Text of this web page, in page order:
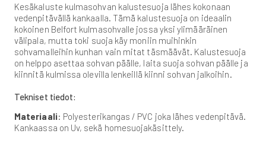
Kesäkaluste kulmasohvan kalustesuoja lähes kokonaan
vedenpitävällä kankaalla. Tämä kalustesuoja on ideaalin
kokoinen Belfort kulmasohvalle jossa yksi ylimääräinen
välipala, mutta toki suoja käy moniin muihinkin
sohvamalleihin kunhan vain mitat täsmäävät. Kalustesuoja
on helppo asettaa sohvan päälle, laita suoja sohvan päälle ja
kiinnitä kulmissa olevilla lenkeillä kiinni sohvan jalkoihin.
Tekniset tiedot:
Materiaali: Polyesterikangas / PVC joka lähes vedenpitävä.
Kankaassa on Uv, sekä homesuojakäsittely.